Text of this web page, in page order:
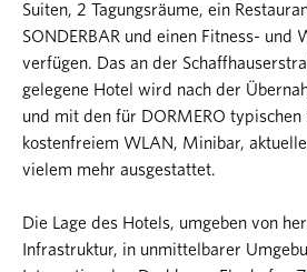
Suiten, 2 Tagungsräume, ein
SONDERBAR und einen Fitness- und
verfügen. Das an der
gelegene Hotel wird nach der
und mit den für DORMERO typischen
kostenfreiem WLAN, Minibar,
vielem mehr ausgestattet.
Die Lage des Hotels, umgeben von
Infrastruktur, in unmittelbarer